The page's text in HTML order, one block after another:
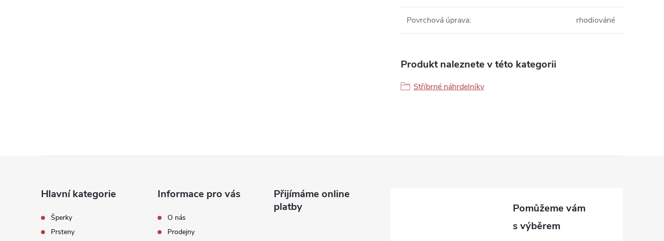
Povrchová úprava: rhodiováné
Produkt naleznete v této kategorii
Stříbrné náhrdelníky
Hlavní kategorie
Šperky
Prsteny
Informace pro vás
O nás
Prodejny
Přijímáme online
platby